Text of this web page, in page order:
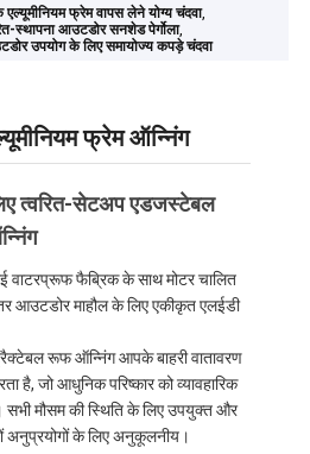
एल्यूमीनियम फ्रेम वापस लेने योग्य चंदवा,
स्थापना आउटडोर सनशेड पेर्गोला,
उपयोग के लिए समायोज्य कपड़े चंदवा
फ्रेम ऑन्निंग
त्वरित-सेटअप एडजस्टेबल
वाटरप्रूफ फैब्रिक के साथ मोटर चालित
आउटडोर माहौल के लिए एकीकृत एलईडी
रूफ ऑन्निंग आपके बाहरी वातावरण
है, जो आधुनिक परिष्कार को व्यावहारिक
सभी मौसम की स्थिति के लिए उपयुक्त और
अनुप्रयोगों के लिए अनुकूलनीय।